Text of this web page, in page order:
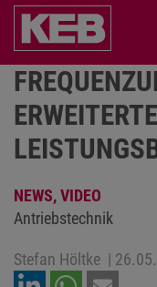
NEWS,VIDEO
Antriebstechnik
Stefan Höltke |